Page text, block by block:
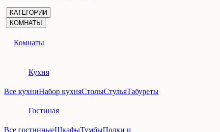
КАТЕГОРИИ
КОМНАТЫ
Комнаты
Кухня
Все кухниНабор кухняСтолыСтульяТабуреты
Гостиная
Все гостинныеШкафыТумбыПолки и